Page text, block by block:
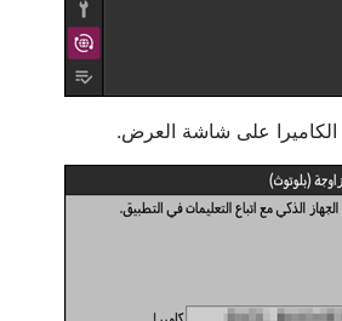
على شاشة العرض.